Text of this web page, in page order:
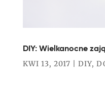
DIY: Wielkanocne
KWI 13, 2017 DIY,